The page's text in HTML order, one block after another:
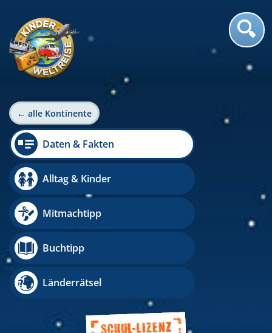
← alle Kontinente
Daten & Fakten
Alltag & Kinder
Mitmachtipp
Buchtipp
Länderrätsel